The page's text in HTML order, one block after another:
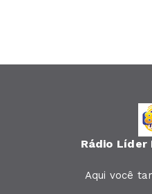
Rádio Líder
Aqui você